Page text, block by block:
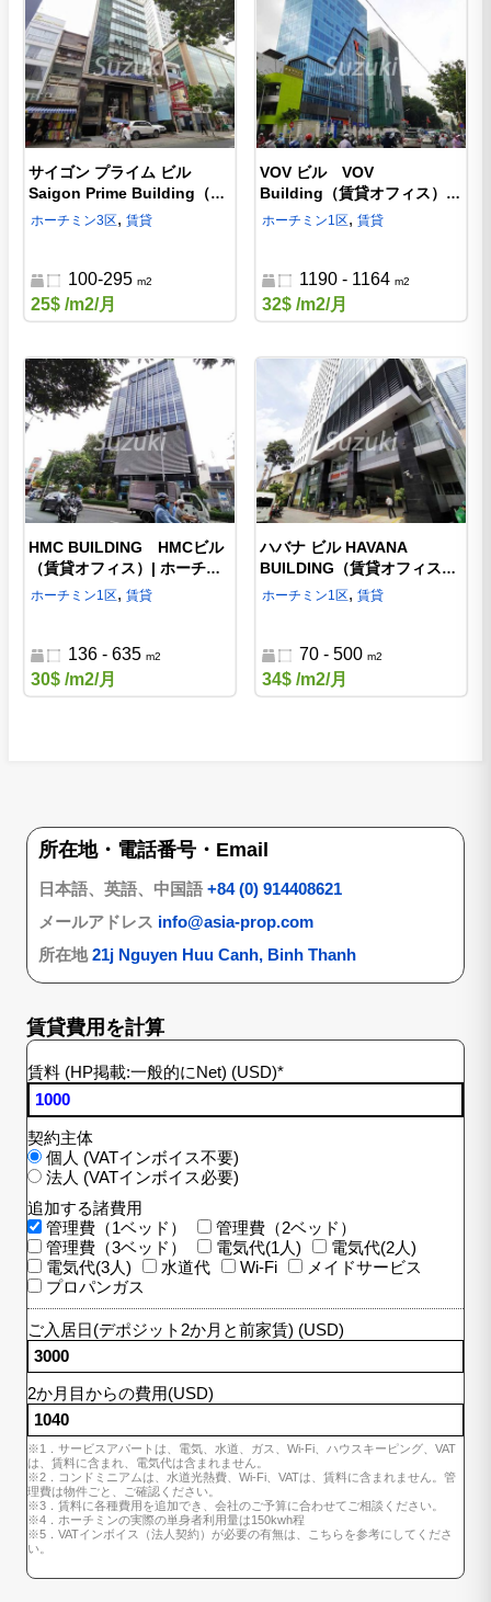
サイゴン プライム ビル
Saigon Prime Building（賃
貸オフィス）| ホーチミン3区
ホーチミン3区, 賃貸
100-295 m2
25$ /m2/月
VOV ビル VOV
Building（賃貸オフィス）|
ホーチミン1区のオフィス
ホーチミン1区, 賃貸
1190 - 1164 m2
32$ /m2/月
HMC BUILDING HMCビル
（賃貸オフィス）| ホーチミ
ン1区の賃貸オフィス
ホーチミン1区, 賃貸
136 - 635 m2
30$ /m2/月
ハバナ ビル HAVANA
BUILDING（賃貸オフィス）|
ホーチミン1区ハムギー通り
ホーチミン1区, 賃貸
70 - 500 m2
34$ /m2/月
所在地・電話番号・Email
日本語、英語、中国語 +84 (0) 914408621
メールアドレス info@asia-prop.com
所在地21j Nguyen Huu Canh, Binh Thanh
賃貸費用を計算
賃料 (HP掲載:一般的にNet) (USD)*
契約主体
個人 (VATインボイス不要)
法人 (VATインボイス必要)
追加する諸費用
管理費（1ベッド）
管理費（2ベッド）
管理費（3ベッド）
電気代(1人)
電気代(2人)
電気代(3人)
水道代 Wi-Fi
メイドサービス
プロパンガス
ご入居日(デポジット2か月と前家賃) (USD)
2か月目からの費用(USD)
※1．サービスアパートは、電気、水道、ガス、Wi-Fi、ハウスキーピング、VAT
は、賃料に含まれ、電気代は含まれません。
※2．コンドミニアムは、水道光熱費、Wi-Fi、VATは、賃料に含まれません。管
理費は物件ごと、ご確認ください。
※3．賃料に各種費用を追加でき、会社のご予算に合わせてご相談ください。
※4．ホーチミンの実際の単身者利用量は150kwh程
※5．VATインボイス（法人契約）が必要の有無は、こちらを参考にしてくださ
い。